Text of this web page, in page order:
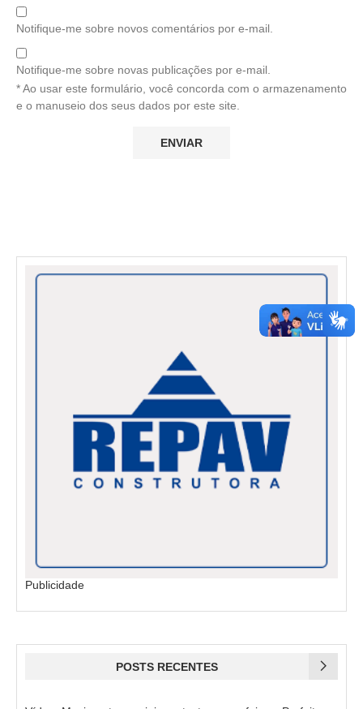
Notifique-me sobre novos comentários por e-mail.
Notifique-me sobre novas publicações por e-mail.
* Ao usar este formulário, você concorda com o armazenamento
e o manuseio dos seus dados por este site.
Publicidade
POSTS RECENTES